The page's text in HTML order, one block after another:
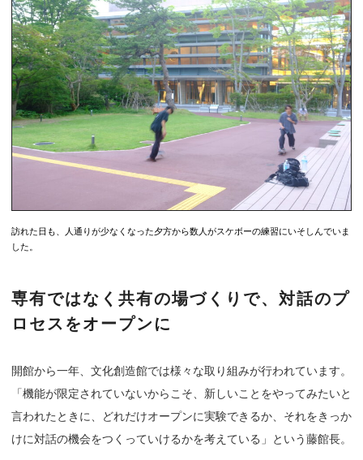
訪れた日も、人通りが少なくなった夕方から数人がスケボーの練習にいそしんでいま
した。
専有ではなく共有の場づくりで、対話のプ
ロセスをオープンに
開館から一年、文化創造館では様々な取り組みが行われています。
「機能が限定されていないからこそ、新しいことをやってみたいと
言われたときに、どれだけオープンに実験できるか、それをきっか
けに対話の機会をつくっていけるかを考えている」という藤館長。